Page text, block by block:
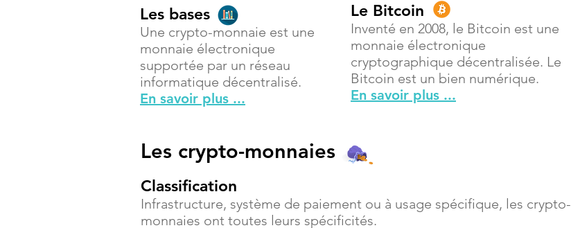
Les bases
Une crypto-monnaie est une
monnaie électronique
supportée par un réseau
informatique décentralisé.
En savoir plus ...
Le Bitcoin
Inventé en 2008, le Bitcoin est une
monnaie électronique
cryptographique décentralisée. Le
Bitcoin est un bien numérique.
En savoir plus ...
Les crypto-monnaies
Classification
Infrastructure, système de paiement ou à usage spécifique, les crypto-
monnaies ont toutes leurs spécificités.